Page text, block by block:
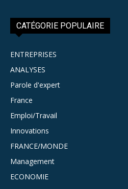
CATÉGORIE POPULAIRE
ENTREPRISES
ANALYSES
Parole d'expert
France
Emploi/Travail
Innovations
FRANCE/MONDE
Management
ECONOMIE